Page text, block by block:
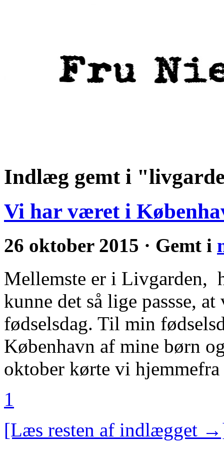
Indlæg gemt i
Vi har været i
26 oktober 2015 · Gemt i
Mellemste er i Livgarden,
kunne det så lige passse,
fødselsdag. Til min
København af mine børn
oktober kørte vi
1
[Læs resten af indlægget